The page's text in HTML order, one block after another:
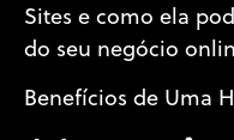
Sites e como ela
do seu negócio
Benefícios de Uma